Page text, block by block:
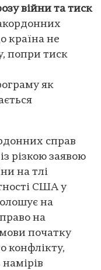
війни та тиск
країна не
попри тиск
як
справ
різкою заявою
на тлі
США у
на
на
початку
конфлікту,